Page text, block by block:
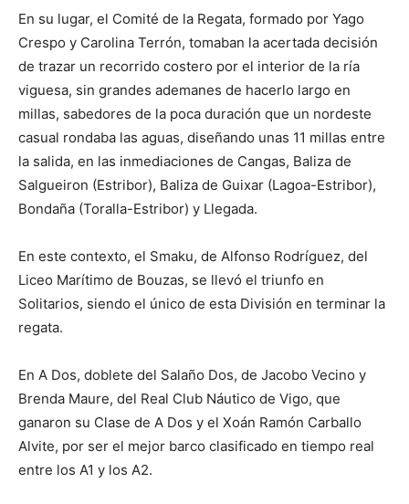
En su lugar, el Comité de la Regata, formado por Yago
Crespo y Carolina Terrón, tomaban la acertada decisión
de trazar un recorrido costero por el interior de la ría
viguesa, sin grandes ademanes de hacerlo largo en
millas, sabedores de la poca duración que un nordeste
casual rondaba las aguas, diseñando unas 11 millas entre
la salida, en las inmediaciones de Cangas, Baliza de
Salgueiron (Estribor), Baliza de Guixar (Lagoa-Estribor),
Bondaña (Toralla-Estribor) y Llegada.
En este contexto, el Smaku, de Alfonso Rodríguez, del
Liceo Marítimo de Bouzas, se llevó el triunfo en
Solitarios, siendo el único de esta División en terminar la
regata.
En A Dos, doblete del Salaño Dos, de Jacobo Vecino y
Brenda Maure, del Real Club Náutico de Vigo, que
ganaron su Clase de A Dos y el Xoán Ramón Carballo
Alvite, por ser el mejor barco clasificado en tiempo real
entre los A1 y los A2.